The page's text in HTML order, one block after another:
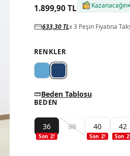
1.899,90 TL Kazanacağın
633,30 TLx 3 Peşin Fiyatına
RENKLER
Beden Tablosu
BEDEN
36
Son 2!
38 40
Son 2!
42
Son 2